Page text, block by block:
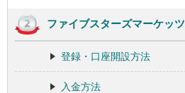
ファイブスターズマーケッツ
登録・口座開設方法
入金方法